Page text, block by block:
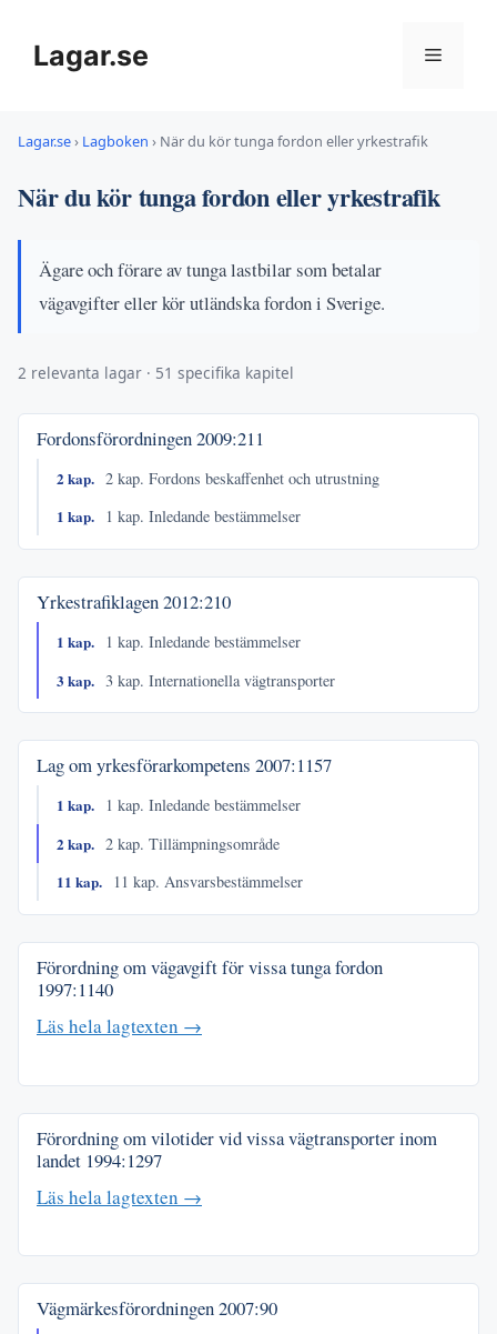
innehållLagar.se Meny
Lagar.se› Lagboken › När du kör tunga fordon eller yrkestrafik
När du kör tunga fordon eller yrkestrafik
Ägare och förare av tunga lastbilar som betalar
vägavgifter eller kör utländska fordon i Sverige.
2 relevanta lagar · 51 specifika kapitel
Fordonsförordningen2009:211
2 kap. 2 kap. Fordons beskaffenhet och utrustning
1 kap.
1 kap. Inledande bestämmelser
Yrkestrafiklagen2012:210
1 kap.
1 kap. Inledande bestämmelser
3 kap. 3 kap. Internationella vägtransporter
Lag om yrkesförarkompetens 2007:1157
1 kap.
1 kap. Inledande bestämmelser
2 kap. 2 kap. Tillämpningsområde
11 kap.
11 kap. Ansvarsbestämmelser
Förordning om vägavgift för vissa tunga fordon
1997:1140
Läs hela lagtexten →
Förordning om vilotider vid vissa vägtransporter inom
landet 1994:1297
Läs hela lagtexten →
Vägmärkesförordningen2007:90